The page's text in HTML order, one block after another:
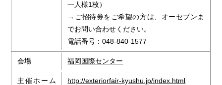
一人様1枚）
→ご招待券をご希望の方は、オーセブンま
でお問い合わせください。
電話番号：048-840-1577
会場 福岡国際センター
主催ホーム
http://exteriorfair-kyushu.jp/index.html